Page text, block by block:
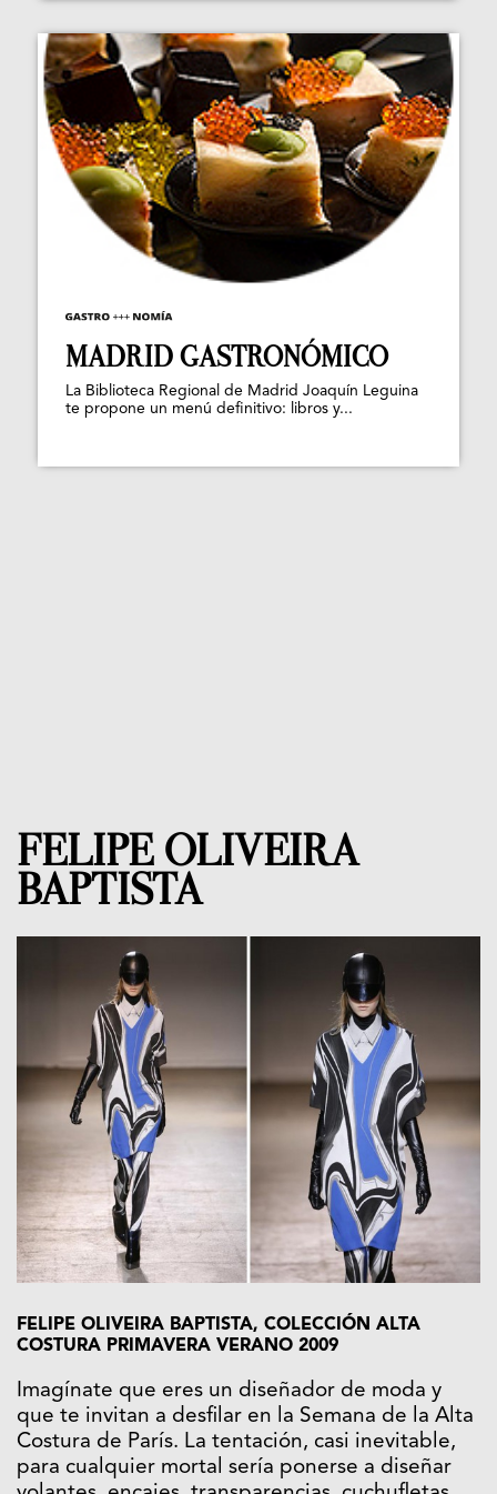
MADRID GASTRONÓMICO
La Biblioteca Regional de Madrid Joaquín Leguina
te propone un menú definitivo: libros y...
FELIPE OLIVEIRA
BAPTISTA
FELIPE OLIVEIRA BAPTISTA, COLECCIÓN ALTA
COSTURA PRIMAVERA VERANO 2009
Imagínate que eres un diseñador de moda y
que te invitan a desfilar en la Semana de la Alta
Costura de París. La tentación, casi inevitable,
para cualquier mortal sería ponerse a diseñar